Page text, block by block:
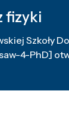
fizyki
Szkoły
4-PhD]